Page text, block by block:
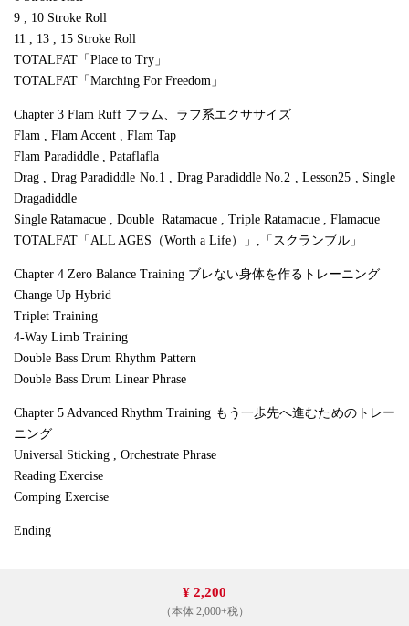
9 , 10 Stroke Roll
11 , 13 , 15 Stroke Roll
TOTALFAT「Place to Try」
TOTALFAT「Marching For Freedom」
Chapter 3 Flam Ruff フラム、ラフ系エクササイズ
Flam , Flam Accent , Flam Tap
Flam Paradiddle , Pataflafla
Drag , Drag Paradiddle No.1 , Drag Paradiddle No.2 , Lesson25 , Single
Dragadiddle
Single Ratamacue , Double Ratamacue , Triple Ratamacue , Flamacue
TOTALFAT「ALL AGES（Worth a Life）」,「スクランブル」
Chapter 4 Zero Balance Training ブレない身体を作るトレーニング
Change Up Hybrid
Triplet Training
4-Way Limb Training
Double Bass Drum Rhythm Pattern
Double Bass Drum Linear Phrase
Chapter 5 Advanced Rhythm Training もう一歩先へ進むためのトレー
ニング
Universal Sticking , Orchestrate Phrase
Reading Exercise
Comping Exercise
Ending
¥ 2,200
（本体 2,000+税）